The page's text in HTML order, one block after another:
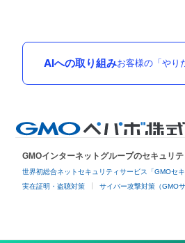
AIへの取り組みお客様の「やり
GMOインターネットグループのセキュリ
世界初総合ネットセキュリティサービス「GMOセキ
実在証明・盗聴対策 サイバー攻撃対策（GMO